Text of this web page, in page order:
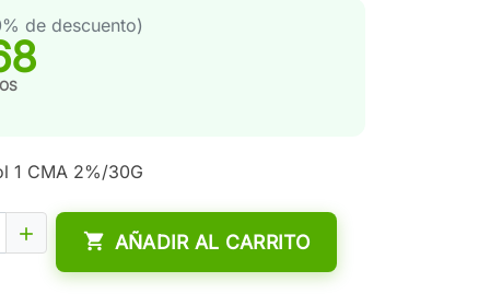
de descuento)
1 CMA 2%/30G
  AÑADIR AL CARRITO